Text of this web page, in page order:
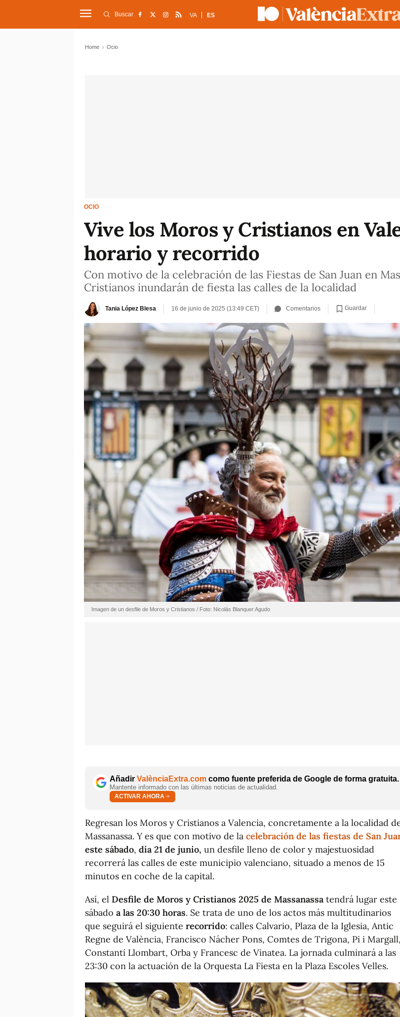
Buscar VA ES
Home Ocio
OCIO
Vive los Moros y Cristianos en
horario y recorrido
Con motivo de la celebración de las Fiestas de San Juan en
Cristianos inundarán de fiesta las calles de la localidad
Tania López Blesa 16 de junio de 2025 (13:49 CET) Comentarios Guardar
Imagen de un desfile de Moros y Cristianos / Foto: Nicolás Blanquer Agudo
Añadir ValènciaExtra.com como fuente preferida de Google de forma gratuita.
Mantente informado con las últimas noticias de actualidad.
ACTIVAR AHORA
Regresan los Moros y Cristianos a Valencia, concretamente a la localidad
Massanassa. Y es que con motivo de la celebración de las fiestas de San
este sábado, día 21 de junio, un desfile lleno de color y majestuosidad
recorrerá las calles de este municipio valenciano, situado a menos de 15
minutos en coche de la capital.
Así, el Desfile de Moros y Cristianos 2025 de Massanassa tendrá lugar este
sábado a las 20:30 horas. Se trata de uno de los actos más multitudinarios
que seguirá el siguiente recorrido: calles Calvario, Plaza de la Iglesia, Antic
Regne de València, Francisco Nácher Pons, Comtes de Trigona, Pi i Margall,
Constantí Llombart, Orba y Francesc de Vinatea. La jornada culminará a las
23:30 con la actuación de la Orquesta La Fiesta en la Plaza Escoles Velles.